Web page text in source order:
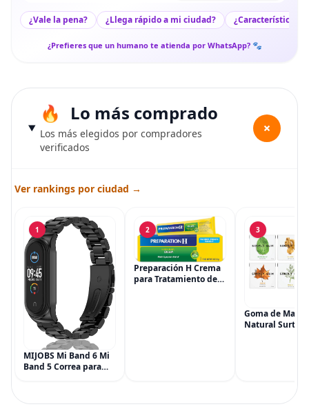
¿Vale la pena? ¿Llega rápido a mi ciudad? ¿Características
¿Prefieres que un humano te atienda por WhatsApp? 🐾
Lo más comprado
Los más elegidos por compradores
verificados
+
Ver rankings por ciudad →
1
MIJOBS Mi Band 6 Mi
Band 5 Correa para
2
Preparación H Crema
para Tratamiento de
3
Goma de
Natural